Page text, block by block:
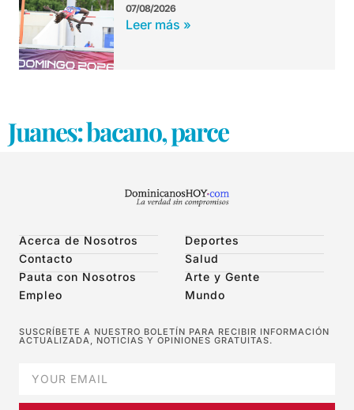
07/08/2026
Leer más »
Juanes: bacano, parce
Acerca de Nosotros
Contacto
Pauta con Nosotros
Empleo
Deportes
Salud
Arte y Gente
Mundo
SUSCRÍBETE A NUESTRO BOLETÍN PARA RECIBIR INFORMACIÓN
ACTUALIZADA, NOTICIAS Y OPINIONES GRATUITAS.